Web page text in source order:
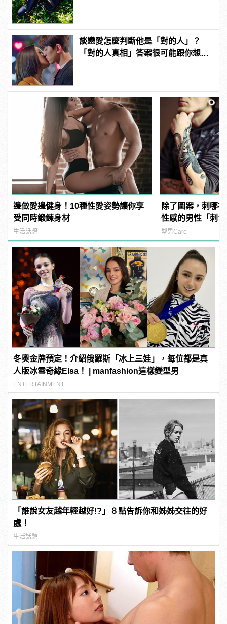
談戀愛怎麼判斷他是「對的人」？
「對的人真相」答案很可能跟你想得
邊做愛邊健身！10種性愛姿勢讓你享
受同時鍛鍊身材
生活話題
除了圖案，刺哪
性感的男性「刺
manfashion這樣
型男Care
冬奧金牌預定！介紹俄羅斯「冰上三娃」，每位都是真
人版冰雪奇緣Elsa！ | manfashion這樣變型男
ENTERTAINMENT
「誰說女友越年輕越好!?」８點告訴你和姊姊交往的好
處！
生活話題